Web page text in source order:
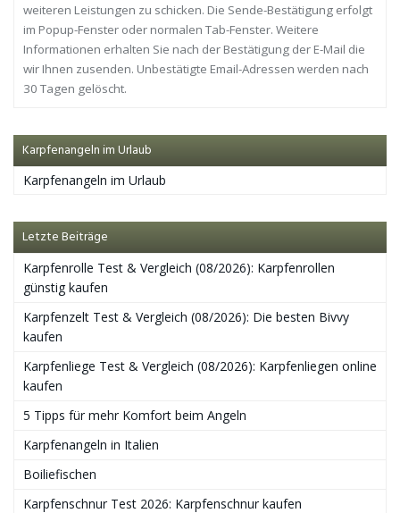
weiteren Leistungen zu schicken. Die Sende-Bestätigung erfolgt
im Popup-Fenster oder normalen Tab-Fenster. Weitere
Informationen erhalten Sie nach der Bestätigung der E-Mail die
wir Ihnen zusenden. Unbestätigte Email-Adressen werden nach
30 Tagen gelöscht.
Karpfenangeln im Urlaub
Karpfenangeln im Urlaub
Letzte Beiträge
Karpfenrolle Test & Vergleich (08/2026): Karpfenrollen
günstig kaufen
Karpfenzelt Test & Vergleich (08/2026): Die besten Bivvy
kaufen
Karpfenliege Test & Vergleich (08/2026): Karpfenliegen online
kaufen
5 Tipps für mehr Komfort beim Angeln
Karpfenangeln in Italien
Boiliefischen
Karpfenschnur Test 2026: Karpfenschnur kaufen